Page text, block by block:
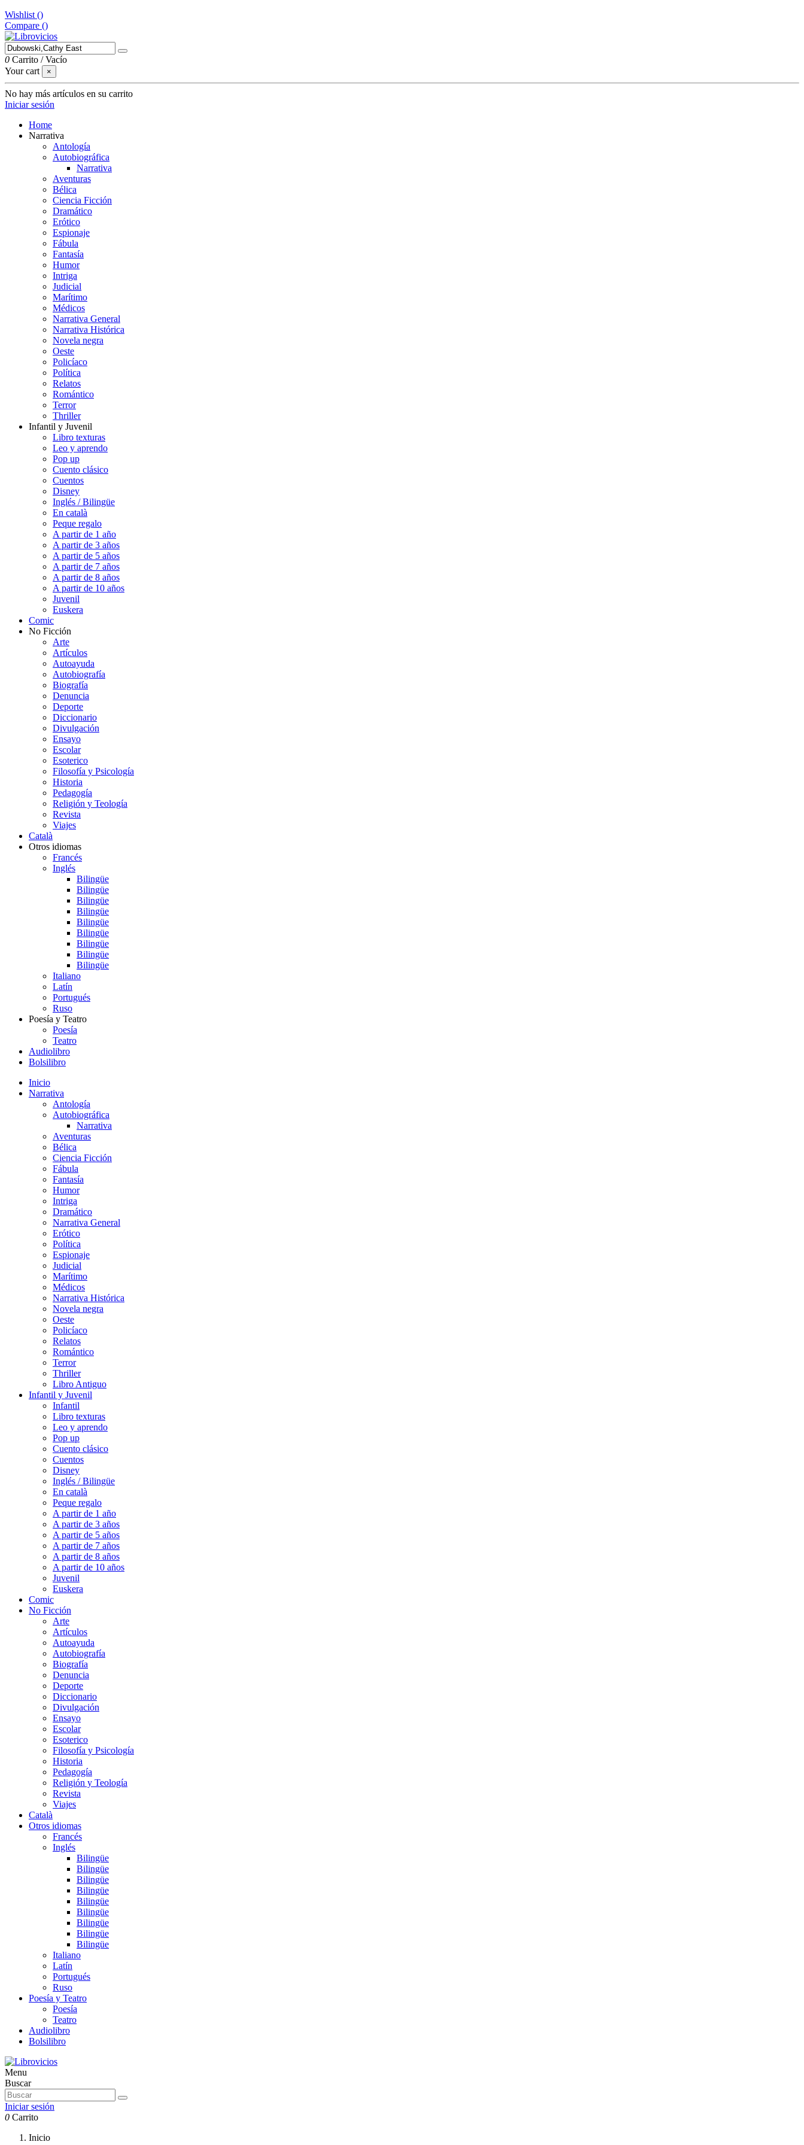
Wishlist ()
Compare ()
0 Carrito /Vacío
Your cart
×
No hay más artículos en su carrito
Iniciar sesión
Home
Narrativa
Antología
Autobiográfica
Narrativa
Aventuras
Bélica
Ciencia Ficción
Dramático
Erótico
Espionaje
Fábula
Fantasía
Humor
Intriga
Judicial
Marítimo
Médicos
Narrativa General
Narrativa Histórica
Novela negra
Oeste
Policíaco
Política
Relatos
Romántico
Terror
Thriller
Infantil y Juvenil
Libro texturas
Leo y aprendo
Pop up
Cuento clásico
Cuentos
Disney
Inglés / Bilingüe
En català
Peque regalo
A partir de 1 año
A partir de 3 años
A partir de 5 años
A partir de 7 años
A partir de 8 años
A partir de 10 años
Juvenil
Euskera
Comic
No Ficción
Arte
Artículos
Autoayuda
Autobiografía
Biografía
Denuncia
Deporte
Diccionario
Divulgación
Ensayo
Escolar
Esoterico
Filosofía y Psicología
Historia
Pedagogía
Religión y Teología
Revista
Viajes
Català
Otros idiomas
Francés
Inglés
Bilingüe
Bilingüe
Bilingüe
Bilingüe
Bilingüe
Bilingüe
Bilingüe
Bilingüe
Bilingüe
Italiano
Latín
Portugués
Ruso
Poesía y Teatro
Poesía
Teatro
Audiolibro
Bolsilibro
Inicio
Narrativa
Antología
Autobiográfica
Narrativa
Aventuras
Bélica
Ciencia Ficción
Fábula
Fantasía
Humor
Intriga
Dramático
Narrativa General
Erótico
Política
Espionaje
Judicial
Marítimo
Médicos
Narrativa Histórica
Novela negra
Oeste
Policíaco
Relatos
Romántico
Terror
Thriller
Libro Antiguo
Infantil y Juvenil
Infantil
Libro texturas
Leo y aprendo
Pop up
Cuento clásico
Cuentos
Disney
Inglés / Bilingüe
En català
Peque regalo
A partir de 1 año
A partir de 3 años
A partir de 5 años
A partir de 7 años
A partir de 8 años
A partir de 10 años
Juvenil
Euskera
Comic
No Ficción
Arte
Artículos
Autoayuda
Autobiografía
Biografía
Denuncia
Deporte
Diccionario
Divulgación
Ensayo
Escolar
Esoterico
Filosofía y Psicología
Historia
Pedagogía
Religión y Teología
Revista
Viajes
Català
Otros idiomas
Francés
Inglés
Bilingüe
Bilingüe
Bilingüe
Bilingüe
Bilingüe
Bilingüe
Bilingüe
Bilingüe
Bilingüe
Italiano
Latín
Portugués
Ruso
Poesía y Teatro
Poesía
Teatro
Audiolibro
Bolsilibro
Menu
Buscar
Iniciar sesión
0 Carrito
Inicio